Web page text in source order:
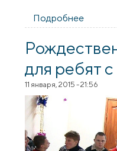
Подробнее
для ребят
11 января, 2015 - 21:56